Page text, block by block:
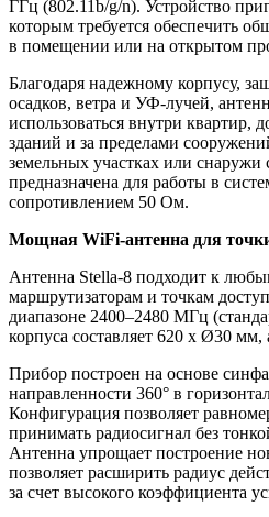
ГГц (802.11b/g/n). Устройство
которым требуется обеспечить
в помещении или на открытом
Благодаря надежному корпусу,
осадков, ветра и УФ-лучей,
использоваться внутри квартир,
зданий и за пределами
земельных участках или
предназначена для работы в
сопротивлением 50 Ом.
Мощная WiFi-антенна для
Антенна Stella-8 подходит к
маршрутизаторам и точкам
диапазоне 2400–2480 МГц
корпуса составляет 620 x Ø30 мм,
Прибор построен на основе
направленности 360° в
Конфигурация позволяет
принимать радиосигнал без
Антенна упрощает построение
позволяет расширить радиус
за счет высокого коэффициента